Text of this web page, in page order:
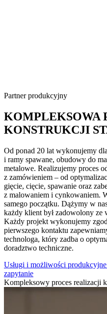
Partner produkcyjny
KOMPLEKSOWA
KONSTRUKCJI
Od ponad 20 lat wykonujemy
i ramy spawane, obudowy do
metalowe. Realizujemy proces
z zamówieniem – od
gięcie, cięcie, spawanie oraz
z malowaniem i cynkowaniem.
samego początku. Dążymy w
każdy klient był zadowolony ze
Każdy projekt wykonujemy
pierwszego kontaktu
technologa, który zadba o
doradztwo techniczne.
Usługi i możliwości produkcyjne
zapytanie
Kompleksowy proces realizacji